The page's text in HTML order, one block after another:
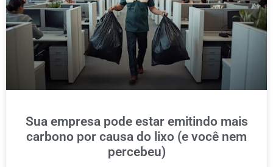
Sua empresa pode estar emitindo mais
carbono por causa do lixo (e você nem
percebeu)